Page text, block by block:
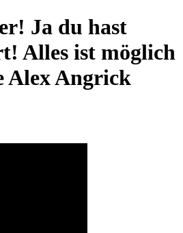
Ja du hast
Alles ist möglich
Alex Angrick